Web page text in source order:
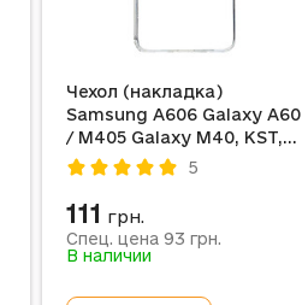
Чехол (накладка)
Samsung A606 Galaxy A60
/ M405 Galaxy M40, KST,
Прозрачный
5
111 грн.
Спец. цена 93 грн.
В наличии